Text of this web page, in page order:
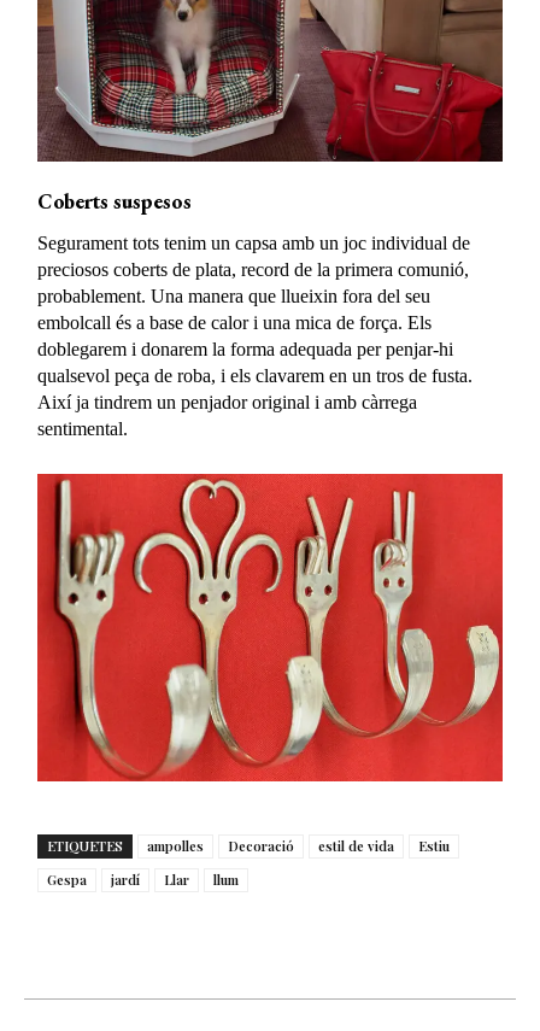
Coberts suspesos
Segurament tots tenim un capsa amb un joc individual de
preciosos coberts de plata, record de la primera comunió,
probablement. Una manera que llueixin fora del seu
embolcall és a base de calor i una mica de força. Els
doblegarem i donarem la forma adequada per penjar-hi
qualsevol peça de roba, i els clavarem en un tros de fusta.
Així ja tindrem un penjador original i amb càrrega
sentimental.
ETIQUETES ampolles Decoració estil de vida
Estiu
Gespa
jardí Llar llum